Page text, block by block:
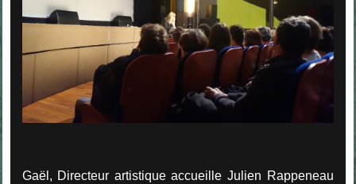
Gaël, Directeur artistique accueille Julien Rappeneau